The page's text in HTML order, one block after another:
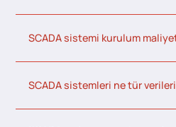
SCADA sistemi kurulum
SCADA sistemleri ne tür